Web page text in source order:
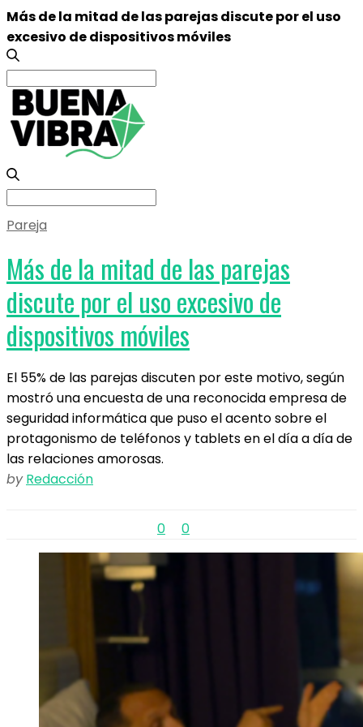
Más de la mitad de las parejas discute por el uso
excesivo de dispositivos móviles
Search
for:
Search
Pareja
Más de la mitad de las parejas
discute por el uso excesivo de
dispositivos móviles
El 55% de las parejas discuten por este motivo, según
mostró una encuesta de una reconocida empresa de
seguridad informática que puso el acento sobre el
protagonismo de teléfonos y tablets en el día a día de
las relaciones amorosas.
by Redacción
0 0